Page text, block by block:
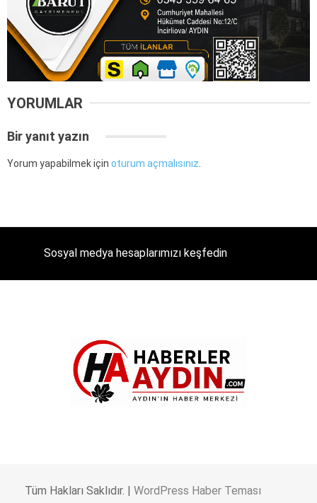
YORUMLAR
Bir yanıt yazın
Yorum yapabilmek için oturum açmalısınız
Sosyal medya hesaplarımızı keşfedin
Tüm Hakları Saklıdır. | WordPress Haber Teması